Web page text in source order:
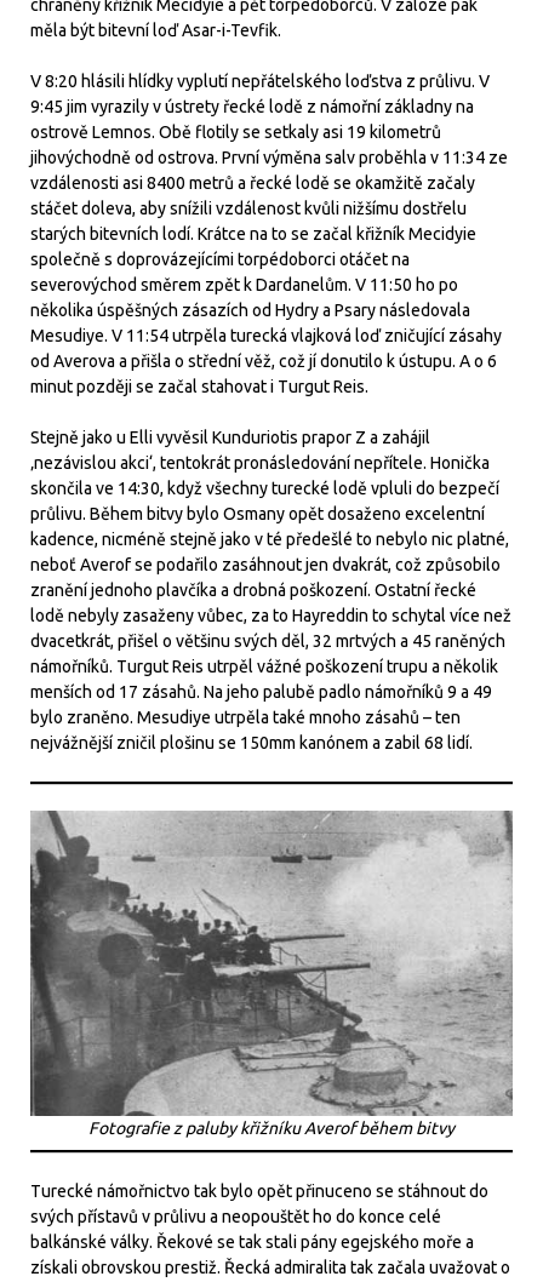
chráněný křižník Mecidyie a pět torpédoborců. V záloze pak
měla být bitevní loď Asar-i-Tevfik.
V 8:20 hlásili hlídky vyplutí nepřátelského loďstva z průlivu. V
9:45 jim vyrazily v ústrety řecké lodě z námořní základny na
ostrově Lemnos. Obě flotily se setkaly asi 19 kilometrů
jihovýchodně od ostrova. První výměna salv proběhla v 11:34 ze
vzdálenosti asi 8400 metrů a řecké lodě se okamžitě začaly
stáčet doleva, aby snížili vzdálenost kvůli nižšímu dostřelu
starých bitevních lodí. Krátce na to se začal křižník Mecidyie
společně s doprovázejícími torpédoborci otáčet na
severovýchod směrem zpět k Dardanelům. V 11:50 ho po
několika úspěšných zásazích od Hydry a Psary následovala
Mesudiye. V 11:54 utrpěla turecká vlajková loď zničující zásahy
od Averova a přišla o střední věž, což jí donutilo k ústupu. A o 6
minut později se začal stahovat i Turgut Reis.
Stejně jako u Elli vyvěsil Kunduriotis prapor Z a zahájil
‚nezávislou akci‘, tentokrát pronásledování nepřítele. Honička
skončila ve 14:30, když všechny turecké lodě vpluli do bezpečí
průlivu. Během bitvy bylo Osmany opět dosaženo excelentní
kadence, nicméně stejně jako v té předešlé to nebylo nic platné,
neboť Averof se podařilo zasáhnout jen dvakrát, což způsobilo
zranění jednoho plavčíka a drobná poškození. Ostatní řecké
lodě nebyly zasaženy vůbec, za to Hayreddin to schytal více než
dvacetkrát, přišel o většinu svých děl, 32 mrtvých a 45 raněných
námořníků. Turgut Reis utrpěl vážné poškození trupu a několik
menších od 17 zásahů. Na jeho palubě padlo námořníků 9 a 49
bylo zraněno. Mesudiye utrpěla také mnoho zásahů – ten
nejvážnější zničil plošinu se 150mm kanónem a zabil 68 lidí.
Fotografie z paluby křižníku Averof během bitvy
Turecké námořnictvo tak bylo opět přinuceno se stáhnout do
svých přístavů v průlivu a neopouštět ho do konce celé
balkánské války. Řekové se tak stali pány egejského moře a
získali obrovskou prestiž. Řecká admiralita tak začala uvažovat o